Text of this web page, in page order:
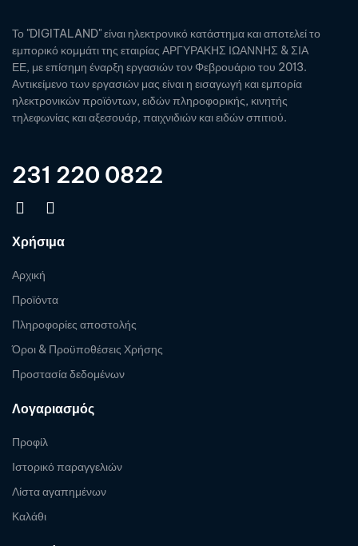
Το "DIGITALAND" είναι ηλεκτρονικό κατάστημα και αποτελεί το
εμπορικό κομμάτι της εταιρίας ΑΡΓΥΡΑΚΗΣ ΙΩΑΝΝΗΣ & ΣΙΑ
ΕΕ, με επίσημη έναρξη εργασιών τον Φεβρουάριο του 2013.
Αντικείμενο των εργασιών μας είναι η εισαγωγή και εμπορία
ηλεκτρονικών προϊόντων, ειδών πληροφορικής, κινητής
τηλεφωνίας και αξεσουάρ, παιχνιδιών και ειδών σπιτιού.
231 220 0822
Χρήσιμα
Αρχική
Προϊόντα
Πληροφορίες αποστολής
Όροι & Προϋποθέσεις Χρήσης
Προστασία δεδομένων
Λογαριασμός
Προφίλ
Ιστορικό παραγγελιών
Λίστα αγαπημένων
Καλάθι